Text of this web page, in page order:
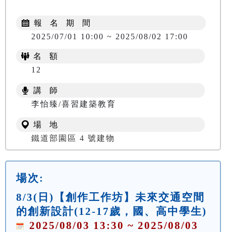
報 名 期 間
2025/07/01 10:00 ~ 2025/08/02 17:00
名 額
12
講 師
李怡臻/喜習建築教育
場 地
鐵道部園區 4 號建物
場次:
8/3(日)【創作工作坊】未來交通空間
的創新設計(12-17歲，國、高中學生)
2025/08/03 13:30 ~ 2025/08/03